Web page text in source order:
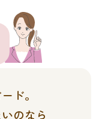
ド。
のなら